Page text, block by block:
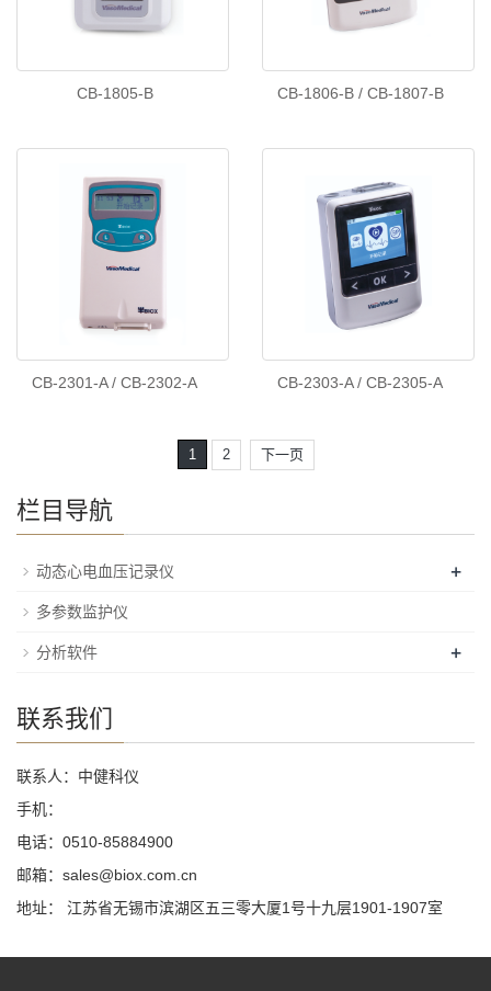
CB-1805-B CB-1806-B / CB-1807-B
CB-2301-A / CB-2302-A CB-2303-A / CB-2305-A
1 2 下一页
栏目导航
动态心电血压记录仪 +
多参数监护仪
分析软件 +
联系我们
联系人：中健科仪
手机：
电话：0510-85884900
邮箱：sales@biox.com.cn
地址： 江苏省无锡市滨湖区五三零大厦1号十九层1901-1907室